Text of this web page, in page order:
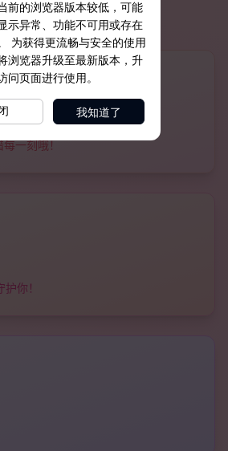
前的浏览器版本较低，可能
示异常、功能不可用或存在
为获得更流畅与安全的使用
浏览器升级至最新版本，升
问页面进行使用。
我知道了